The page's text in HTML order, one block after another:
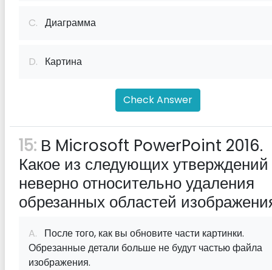
C. Диаграмма
D. Картина
Check Answer
15: В Microsoft PowerPoint 2016.
Какое из следующих утверждений
неверно относительно удаления
обрезанных областей
A. После того, как вы обновите части картинки.
Обрезанные детали больше не будут частью файла
изображения.